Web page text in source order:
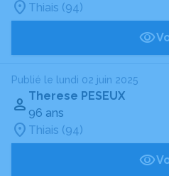
Thiais (94)
Publié le lundi 02 juin 2025
Therese PESEUX
96 ans
Thiais (94)